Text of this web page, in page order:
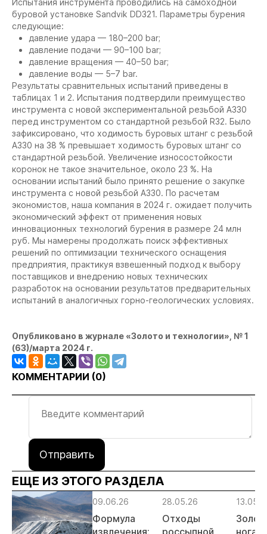
Испытания инструмента проводились на самоходной
буровой установке Sandvik DD321. Параметры бурения
следующие:
давление удара — 180–200 bar;
давление подачи — 90–100 bar;
давление вращения — 40–50 bar;
давление воды — 5–7 bar.
Результаты сравнительных испытаний приведены в
таблицах 1 и 2. Испытания подтвердили преимущество
инструмента с новой экспериментальной резьбой А330
перед инструментом со стандартной резьбой R32. Было
зафиксировано, что ходимость буровых штанг с резьбой
А330 на 38 % превышает ходимость буровых штанг со
стандартной резьбой. Увеличение износостойкости
коронок не такое значительное, около 23 %. На
основании испытаний было принято решение о закупке
инструмента с новой резьбой А330. По расчетам
экономистов, наша компания в 2024 г. ожидает получить
экономический эффект от применения новых
инновационных технологий бурения в размере 24 млн
руб. Мы намерены продолжать поиск эффективных
решений по оптимизации технического оснащения
предприятия, практикуя взвешенный подход к выбору
поставщиков и внедрению новых технических
разработок на основании результатов предварительных
испытаний в аналогичных горно-геологических условиях.
Опубликовано в журнале «Золото и технологии», № 1
(63)/марта 2024 г.
КОММЕНТАРИИ (0)
Отправить
ЕЩЕ ИЗ ЭТОГО РАЗДЕЛА
09.06.26
Формула
извлечения:
28.05.26
Отходы
россыпной